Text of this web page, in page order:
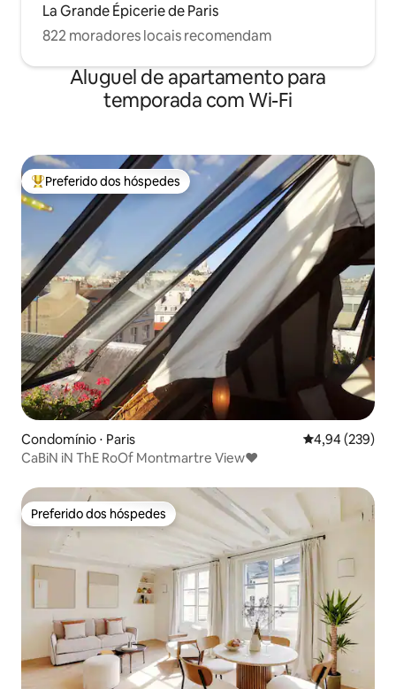
La Grande Épicerie de Paris
822 moradores locais recomendam
Aluguel de apartamento para
temporada com Wi-Fi
Entre os melhores preferidos dos hóspedes
Preferido dos hóspedes
Condomínio ⋅ Paris 4,94 de uma
4,94 (239)
CaBiN iN ThE RoOf Montmartre View♥
Preferido dos hóspedes
Preferido dos hóspedes